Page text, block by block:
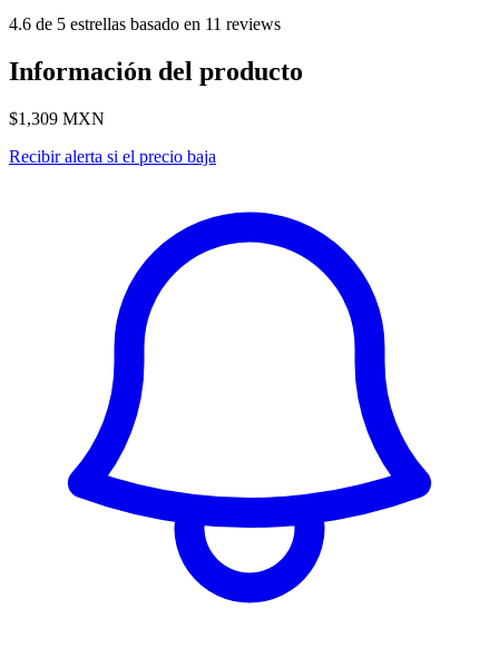
4.6 de 5 estrellas basado en 11 reviews
Información del producto
$1,309 MXN
Recibir alerta si el precio baja